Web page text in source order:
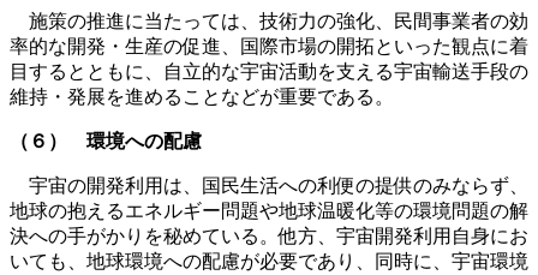
施策の推進に当たっては、技術力の強化、民間事業者の効
率的な開発・生産の促進、国際市場の開拓といった観点に着
目するとともに、自立的な宇宙活動を支える宇宙輸送手段の
維持・発展を進めることなどが重要である。
（６） 環境への配慮
宇宙の開発利用は、国民生活への利便の提供のみならず、
地球の抱えるエネルギー問題や地球温暖化等の環境問題の解
決への手がかりを秘めている。他方、宇宙開発利用自身にお
いても、地球環境への配慮が必要であり、同時に、宇宙環境